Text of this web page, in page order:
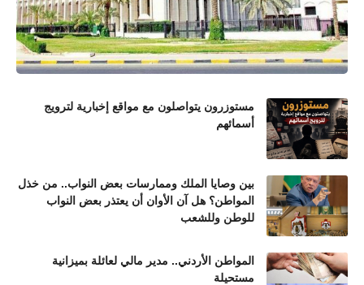
مستوزرون يتواصلون مع مواقع إخبارية لترويج
أسمائهم
بين وصايا الملك وممارسات بعض النواب.. من خذل
المواطن؟ هل آن الأوان أن يعتذر بعض النواب
للوطن وللشعب
المواطن الأردني.. مدير مالي لعائلة بميزانية
مستحيلة